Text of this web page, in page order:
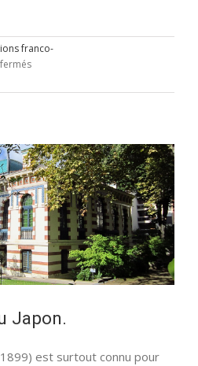
franco-
sur
si
« Traité »?
Japon.
est surtout connu pour